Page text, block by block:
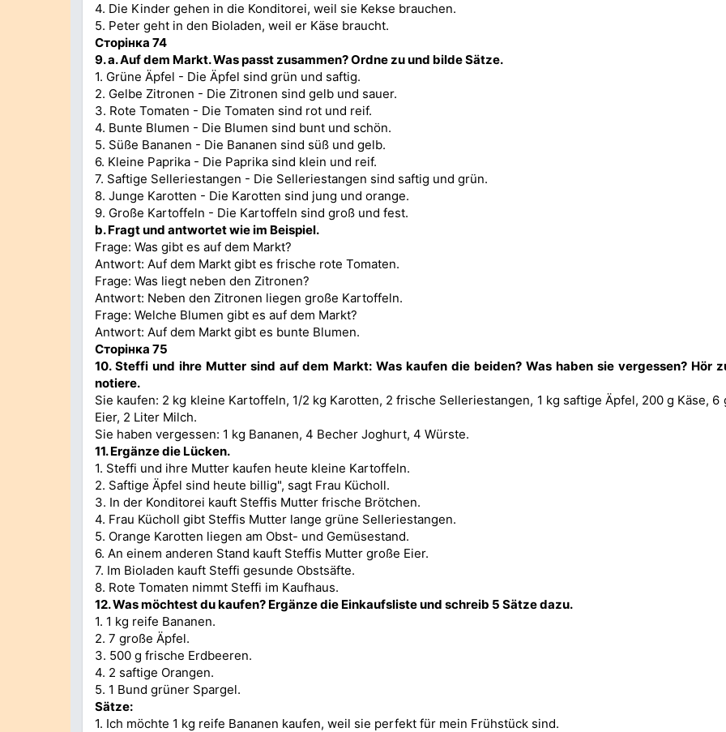
4. Die Kinder gehen in die Konditorei, weil sie Kekse brauchen.
5. Peter geht in den Bioladen, weil er Käse braucht.
Сторінка 74
9. а.Auf dem Markt. Was passt zusammen? Ordne zu und bilde Sätze.
1. Grüne Äpfel - Die Äpfel sind grün und saftig.
2. Gelbe Zitronen - Die Zitronen sind gelb und sauer.
3. Rote Tomaten - Die Tomaten sind rot und reif.
4. Bunte Blumen - Die Blumen sind bunt und schön.
5. Süße Bananen - Die Bananen sind süß und gelb.
6. Kleine Paprika - Die Paprika sind klein und reif.
7. Saftige Selleriestangen - Die Selleriestangen sind saftig und grün.
8. Junge Karotten - Die Karotten sind jung und orange.
9. Große Kartoffeln - Die Kartoffeln sind groß und fest.
b. Fragt und antwortet wie im Beispiel.
Frage: Was gibt es auf dem Markt?
Antwort: Auf dem Markt gibt es frische rote Tomaten.
Frage: Was liegt neben den Zitronen?
Antwort: Neben den Zitronen liegen große Kartoffeln.
Frage: Welche Blumen gibt es auf dem Markt?
Antwort: Auf dem Markt gibt es bunte Blumen.
Сторінка 75
10. Steffi und ihre Mutter sind auf dem Markt: Was kaufen die beiden? Was haben sie vergessen? Hör
notiere.
Sie kaufen: 2 kg kleine Kartoffeln, 1/2 kg Karotten, 2 frische Selleriestangen, 1 kg saftige Äpfel, 200 g Käse, 6
Eier, 2 Liter Milch.
Sie haben vergessen: 1 kg Bananen, 4 Becher Joghurt, 4 Würste.
11.Ergänze die Lücken.
1. Steffi und ihre Mutter kaufen heute kleine Kartoffeln.
2. Saftige Äpfel sind heute billig", sagt Frau Kücholl.
3. In der Konditorei kauft Steffis Mutter frische Brötchen.
4. Frau Kücholl gibt Steffis Mutter lange grüne Selleriestangen.
5. Orange Karotten liegen am Obst- und Gemüsestand.
6. An einem anderen Stand kauft Steffis Mutter große Eier.
7. Im Bioladen kauft Steffi gesunde Obstsäfte.
8. Rote Tomaten nimmt Steffi im Kaufhaus.
12.Was möchtest du kaufen? Ergänze die Einkaufsliste und schreib 5 Sätze dazu.
1. 1 kg reife Bananen.
2. 7 große Äpfel.
3. 500 g frische Erdbeeren.
4. 2 saftige Orangen.
5. 1 Bund grüner Spargel.
Sätze:
1. Ich möchte 1 kg reife Bananen kaufen, weil sie perfekt für mein Frühstück sind.